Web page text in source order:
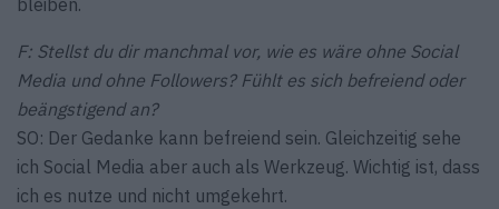
bleiben.
F: Stellst du dir manchmal vor, wie es wäre ohne Social
Media und ohne Followers? Fühlt es sich befreiend oder
beängstigend an?
SO: Der Gedanke kann befreiend sein. Gleichzeitig sehe
ich Social Media aber auch als Werkzeug. Wichtig ist, dass
ich es nutze und nicht umgekehrt.